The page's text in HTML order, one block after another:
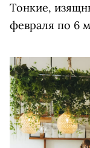
Тонкие,
февраля по 6